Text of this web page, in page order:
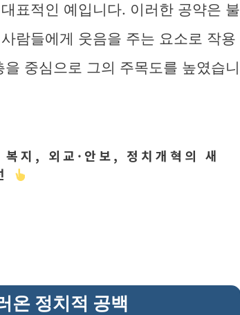
표적인 예입니다. 이러한 공약은 불
람들에게 웃음을 주는 요소로 작용
중심으로 그의 주목도를 높였습니
지, 외교·안보, 정치개혁의 새
온 정치적 공백